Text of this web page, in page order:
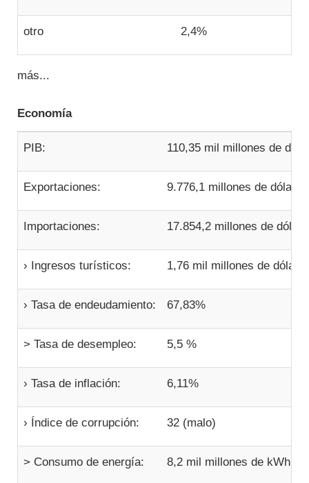
otro 2,4%
más...
Economía
PIB: 110,35 mil millones de
Exportaciones: 9.776,1 millones de dólares
Importaciones: 17.854,2 millones de
› Ingresos turísticos: 1,76 mil millones de
› Tasa de endeudamiento: 67,83%
> Tasa de desempleo: 5,5 %
› Tasa de inflación: 6,11%
› Índice de corrupción: 32 (malo)
> Consumo de energía: 8,2 mil millones de kWh